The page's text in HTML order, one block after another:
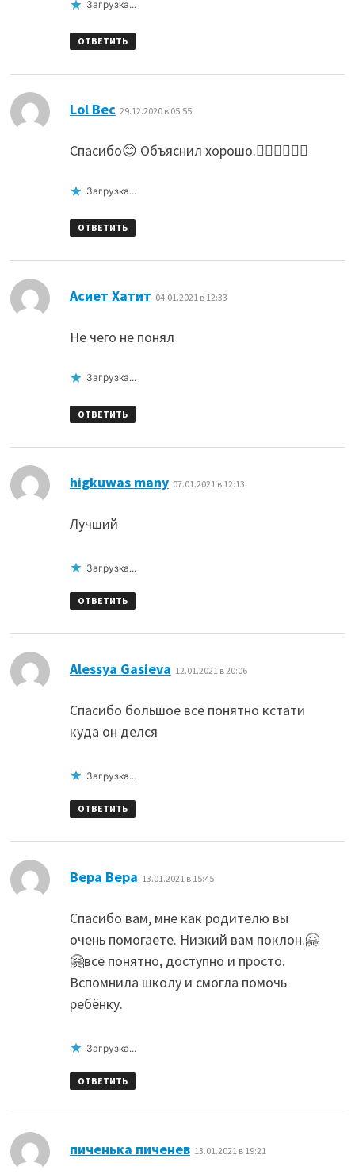
Загрузка...
ОТВЕТИТЬ
Lol Bec 29.12.2020 в 05:55
Спасибо😊 Объяснил хорошо.👍🏻👍🏻👍🏻
Загрузка...
ОТВЕТИТЬ
Асиет Хатит 04.01.2021 в 12:33
Не чего не понял
Загрузка...
ОТВЕТИТЬ
higkuwas many: 07.01.2021 в 12:13
Лучший
Загрузка...
ОТВЕТИТЬ
Alessya Gasieva 12.01.2021 в 20:06
Спасибо большое всё понятно кстати
куда он делся
Загрузка...
ОТВЕТИТЬ
Вера Вера 13.01.2021 в 15:45
Спасибо вам, мне как родителю вы
очень помогаете. Низкий вам поклон.🤗
🤗всё понятно, доступно и просто.
Вспомнила школу и смогла помочь
ребёнку.
Загрузка...
ОТВЕТИТЬ
пиченька пиченев: 13.01.2021 в 19:21